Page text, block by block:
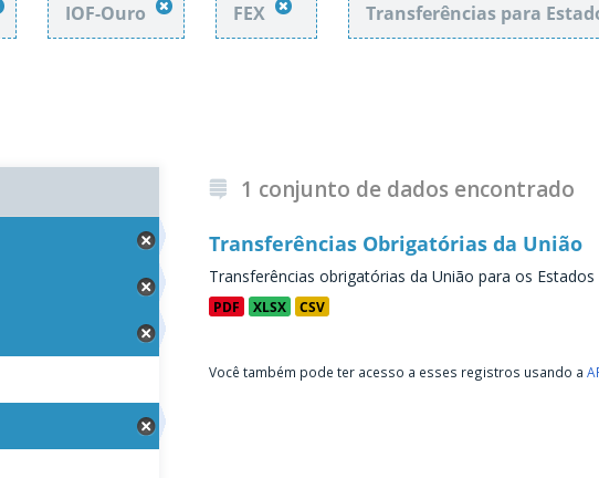
IOF-Ouro FEX Transferências para
1 conjunto de dados encontrado
Transferências Obrigatórias da União
Transferências obrigatórias da União para os
PDF XLSX CSV
Você também pode ter acesso a esses registros usando a